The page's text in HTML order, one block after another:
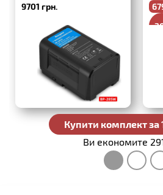
9701 грн.
-
Купити комплект за
Ви економите